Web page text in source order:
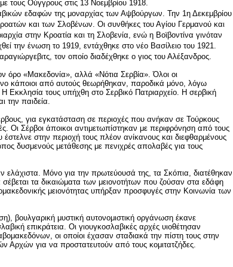
τους Ούγγρους στις 13 Νοεμβρίου 1918.
εδαφών της μοναρχίας των Αψβούργων. Την 1η Δεκεμβρίου
και των Σλοβένων. Οι συνθήκες του Αγίου Γερμανού και
στην Κροατία και τη Σλοβενία, ενώ η Βοϊβοντίνα γινόταν
την ένωση το 1919, εντάχθηκε στο νέο Βασίλειο του 1921.
τον οποίο διαδέχθηκε ο γιος του Αλέξανδρος.
όρο «Μακεδονία», αλλά «Νότια Σερβία». Όλοι οι
κάποιοι από αυτούς θεωρήθηκαν, παροδικά μόνο, λόγω
Εκκλησία τους υπήχθη στο Σερβικό Πατριαρχείο. Η σερβική
την παιδεία.
για εγκατάσταση σε περιοχές που ανήκαν σε Τούρκους
Οι Σέρβοι άποικοι αντιμετωπίστηκαν με περιφρόνηση από τους
στην περιοχή τους πλέον ανίκανους και διεφθαρμένους
δυσμενούς μετάθεσης με πενιχρές απολαβές για τους
Μόνο για την πρωτεύουσά της, τα Σκόπια, διατέθηκαν
τα δικαιώματα των μειονοτήτων που ζούσαν στα εδάφη
μειονότητας υπήρξαν προσφυγές στην Κοινωνία των
μυστική αυτονομιστική οργάνωση έκανε
επικράτεια. Οι γιουγκοσλαβικές αρχές υιοθέτησαν
οι οποίοι έχασαν σταδιακά την πίστη τους στην
Αρχών για να προστατευτούν από τους κομιτατζήδες.